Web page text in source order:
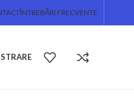
ÎNTREBĂRI FRECVENTE